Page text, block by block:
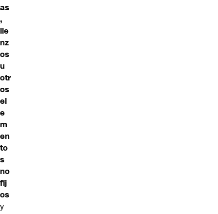
as
,
lie
nz
os
u
otr
os
el
e
m
en
to
s
no
fij
os
y